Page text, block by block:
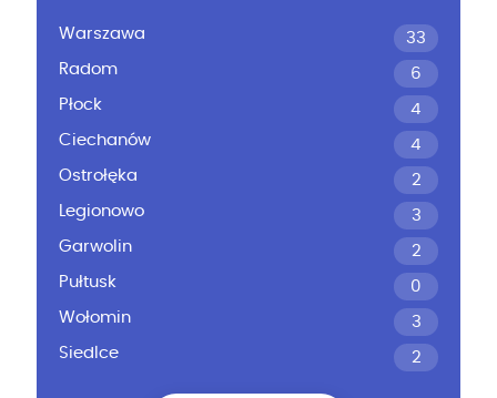
Warszawa
33
Radom
6
Płock
4
Ciechanów
4
Ostrołęka
2
Legionowo
3
Garwolin
2
Pułtusk
0
Wołomin
3
Siedlce
2